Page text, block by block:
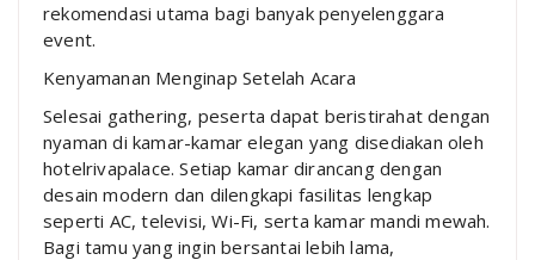
rekomendasi utama bagi banyak penyelenggara
event.
Kenyamanan Menginap Setelah Acara
Selesai gathering, peserta dapat beristirahat dengan
nyaman di kamar-kamar elegan yang disediakan oleh
hotelrivapalace. Setiap kamar dirancang dengan
desain modern dan dilengkapi fasilitas lengkap
seperti AC, televisi, Wi-Fi, serta kamar mandi mewah.
Bagi tamu yang ingin bersantai lebih lama,